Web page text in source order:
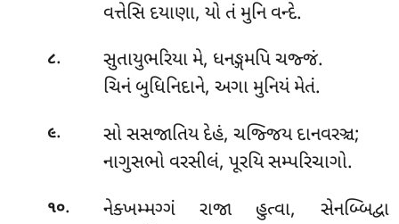
વત્તેસિ દયાણા, યો તં મુનિ વન્દે.
૮.
સુતાયુભરિયા મે, ધનઙ્ગમપિ ચજ્જં.
ચિનં બુધિનિદાને, અગા મુનિયં મેતં.
૯.
સો સસજાતિય દેહં, ચજ્જિય દાનવરઞ્ચ;
નાગુસભો વરસીલં, પૂરયિ સમ્પરિચાગો.
૧૦.
નેક્ખમ્મગ્ગં રાજા હુત્વા, સેનબ્બિદ્વા